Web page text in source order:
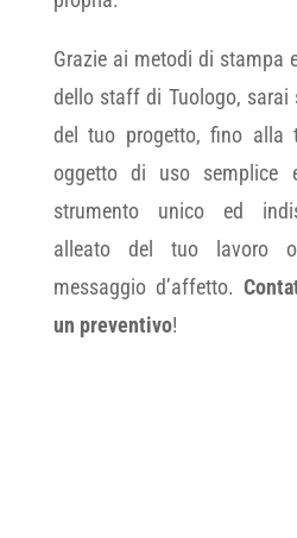
Grazie ai metodi di stampa
dello staff di Tuologo,
del tuo progetto, fino alla
oggetto di uso semplice
strumento unico ed
alleato del tuo lavoro
messaggio d’affetto.
un preventivo!